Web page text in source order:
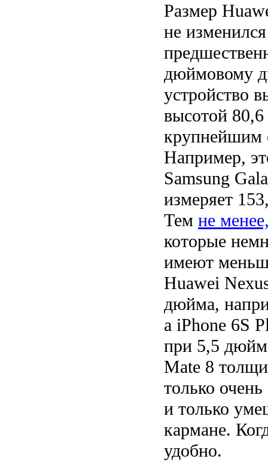
Размер
не
дюймовому
устройство
высотой
крупнейшим
Например,
Samsung
измеряет
Тем не
которые
имеют
Huawei
дюйма,
а iPhone 6S
при 5,5
Mate 8
только
и только
кармане.
удобно.